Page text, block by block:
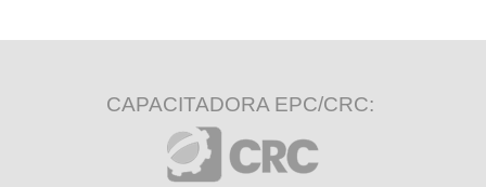
CAPACITADORA EPC/CRC: